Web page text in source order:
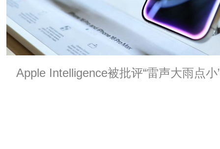
Apple Intelligence被批评“雷声大雨点